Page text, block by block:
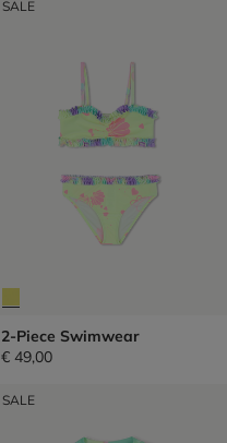
SALE
2-Piece Swimwear
€ 49,00
SALE